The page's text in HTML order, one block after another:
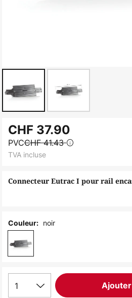
to
the
beginning
the
Connecteur Eutrac I pour rail
CHF 37.90
PVCCHF 41.43
TVA incluse
Couleur: noir
1